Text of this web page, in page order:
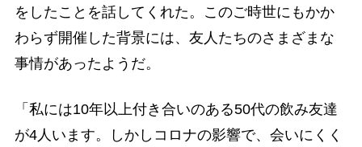
をしたことを話してくれた。このご時世にもかか
わらず開催した背景には、友人たちのさまざまな
事情があったようだ。
「私には10年以上付き合いのある50代の飲み友達
が4人います。しかしコロナの影響で、会いにくく